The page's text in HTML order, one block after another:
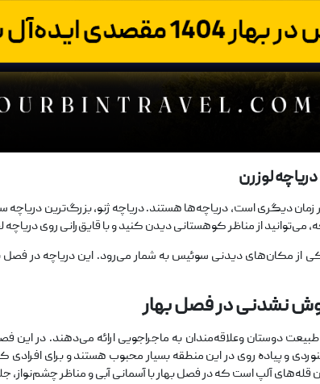
لوزرن
دیگری است، دریاچه‌ها هستند. دریاچه ژنو، بزرگ‌ترین
از مناظر کوهستانی دیدن کنید و با قایق‌رانی روی
از مکان‌های دیدنی سوئیس به شمار می‌رود. این دریاچه در
‌نشدنی در فصل بهار
‌دوستان وعلاقه‌مندان به ماجراجویی ارائه می‌دهند. در
و پیاده‌ روی در این منطقه بسیار محبوب هستند و برای افرادی
آلپ است که در فصل بهار با آسمانی آبی و مناظر چشم‌نواز،